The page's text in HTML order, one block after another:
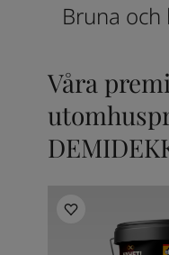
Bruna och
Våra